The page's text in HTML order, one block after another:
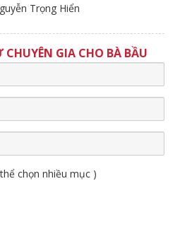
Trọng Hiển
GIA CHO BÀ BẦU
chọn nhiều mục )